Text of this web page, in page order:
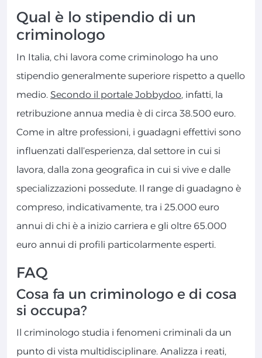
Qual è lo stipendio di un
criminologo
In Italia, chi lavora come criminologo ha uno
stipendio generalmente superiore rispetto a quello
medio. Secondo il portale Jobbydoo, infatti, la
retribuzione annua media è di circa 38.500 euro.
Come in altre professioni, i guadagni effettivi sono
influenzati dall’esperienza, dal settore in cui si
lavora, dalla zona geografica in cui si vive e dalle
specializzazioni possedute. Il range di guadagno è
compreso, indicativamente, tra i 25.000 euro
annui di chi è a inizio carriera e gli oltre 65.000
euro annui di profili particolarmente esperti.
FAQ
Cosa fa un criminologo e di cosa
si occupa?
Il criminologo studia i fenomeni criminali da un
punto di vista multidisciplinare. Analizza i reati,